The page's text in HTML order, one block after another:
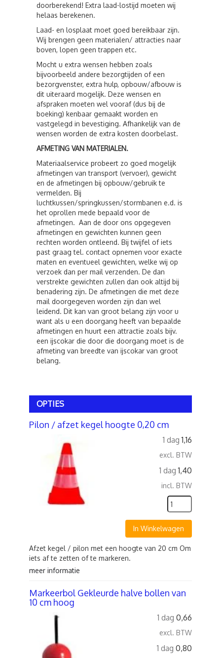
doorberekend! Extra laad-lostijd moeten wij
helaas berekenen.
Laad- en losplaat moet goed bereikbaar zijn.
Wij brengen geen materialen/ attracties naar
boven, lopen geen trappen etc.
Mocht u extra wensen hebben zoals
bijvoorbeeld andere bezorgtijden of een
bezorgvenster, extra hulp, opbouw/afbouw is
dit uiteraard mogelijk. Deze wensen en
afspraken moeten wel vooraf (dus bij de
boeking) kenbaar gemaakt worden en
vastgelegd in bevestiging. Afhankelijk van de
wensen worden de extra kosten doorbelast.
AFMETING VAN MATERIALEN.
Materiaalservice probeert zo goed mogelijk
afmetingen van transport (vervoer), gewicht
en de afmetingen bij opbouw/gebruik te
vermelden. Bij
luchtkussen/springkussen/stormbanen e.d. is
het oprollen mede bepaald voor de
afmetingen. Aan de door ons opgegeven
afmetingen en gewichten kunnen geen
rechten worden ontleend. Bij twijfel of iets
past graag tel. contact opnemen voor exacte
maten en eventueel gewichten, welke wij op
verzoek dan per mail verzenden. De dan
verstrekte gewichten zullen dan ook altijd bij
benadering zijn. De afmetingen die met deze
mail doorgegeven worden zijn dan wel
leidend. Dit kan van groot belang zijn voor u
want als u een doorgang heeft van bepaalde
afmetingen en huurt een attractie zoals bijv.
een ijscokar die door die doorgang moet is de
afmeting van breedte van ijscokar van groot
belang.
OPTIES
Pilon / afzet kegel hoogte 0,20 cm
1 dag 1,16
excl. BTW
1 dag 1,40
incl. BTW
In Winkelwagen
Afzet kegel / pilon met een hoogte van 20 cm Om
iets af te zetten of te markeren.
meer informatie
Markeerbol Gekleurde halve bollen van
10 cm hoog
1 dag 0,66
excl. BTW
1 dag 0,80